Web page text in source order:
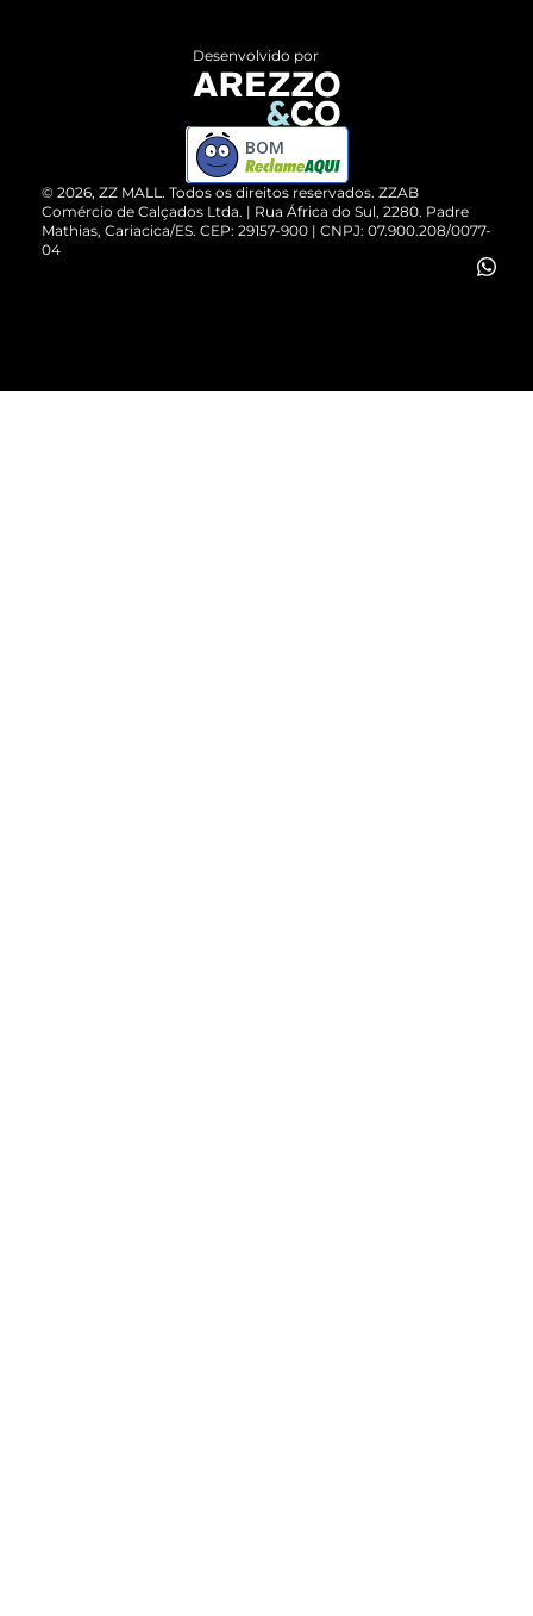
ZZ MALL é confiável
Cartão Presente
Vendas Corporativas
Devolução do Produto
Compre pelo WhatsApp
© 2026, ZZ MALL. Todos os direitos reservados. ZZAB
Comércio de Calçados Ltda. | Rua África do Sul, 2280. Padre
Mathias, Cariacica/ES. CEP: 29157-900 | CNPJ: 07.900.208/0077-
04
Desenvolvido por
BOM